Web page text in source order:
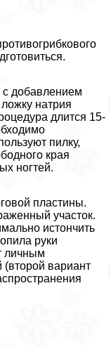
с добавлением
натрия
длится 15-
пилку,
края
ногтей.
пластины.
участок.
истончить
руки
личным
вариант